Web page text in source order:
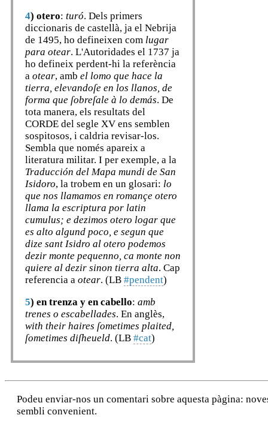
4) otero: turó. Dels primers
diccionaris de castellà, ja el Nebrija
de 1495, ho defineixen com lugar
para otear. L'Autoridades el 1737 ja
ho defineix perdent-hi la referència
a otear, amb el lomo que hace la
tierra, elevandoſe en los llanos, de
forma que ſobreſale à lo demás. De
tota manera, els resultats del
CORDE del segle XV ens semblen
sospitosos, i caldria revisar-los.
Sembla que només apareix a
literatura militar. I per exemple, a la
Traducción del Mapa mundi de San
Isidoro, la trobem en un glosari: lo
que nos llamamos en romançe otero
llama la escriptura por latin
cumulus; e dezimos otero logar que
es alto algund poco, e segun que
dize sant Isidro al otero podemos
dezir monte pequenno, ca monte non
quiere al dezir sinon tierra alta. Cap
referencia a otear. (LB #pendent)
5) en trenza y en cabello: amb
trenes o escabellades. En anglès,
with their haires ſometimes plaited,
ſometimes diſheueld. (LB #cat)
Podeu enviar-nos un comentari sobre aquesta pàgina:
sembli convenient.